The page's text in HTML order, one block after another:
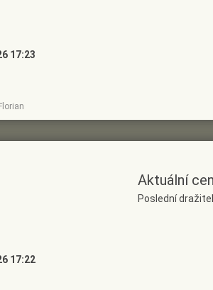
17:23
17:22
Aktuální
Poslední